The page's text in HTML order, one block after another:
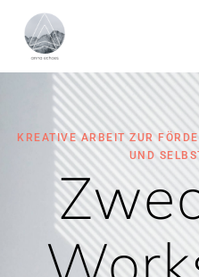
Zum
Inhalt
springen
KREATIVE ARBEIT ZUR
UND